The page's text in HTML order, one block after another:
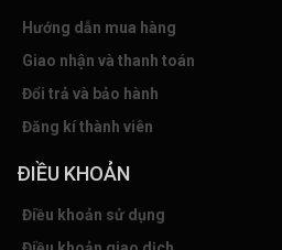
Hướng dẫn mua hàng
Giao nhận và thanh toán
Đổi trả và bảo hành
Đăng kí thành viên
ĐIỀU KHOẢN
Điều khoản sử dụng